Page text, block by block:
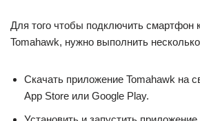
Для того чтобы подключить смартфон
Tomahawk, нужно выполнить
Скачать приложение Tomahawk на
App Store или Google Play.